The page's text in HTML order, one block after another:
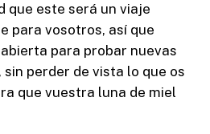
que este será un viaje
para vosotros, así que
para probar nuevas
sin perder de vista lo que os
que vuestra luna de miel